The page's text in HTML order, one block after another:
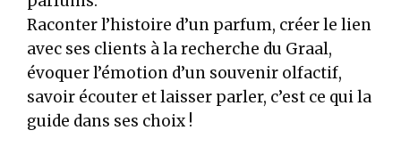
Raconter l’histoire d’un parfum, créer le lien
avec ses clients à la recherche du Graal,
évoquer l’émotion d’un souvenir olfactif,
savoir écouter et laisser parler, c’est ce qui la
guide dans ses choix !